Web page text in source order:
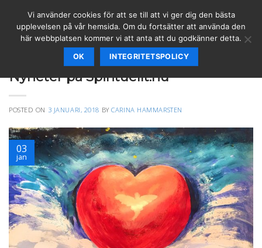
content
Nyheter på Spirituellt.nu
POSTED ON 3 JANUARI, 2018 BYCARINA HAMMARSTEN
03
jan
Vi använder cookies för att se till att vi ger dig den bästa
upplevelsen på vår hemsida. Om du fortsätter att använda den
här webbplatsen kommer vi att anta att du godkänner detta.
OK INTEGRITETSPOLICY